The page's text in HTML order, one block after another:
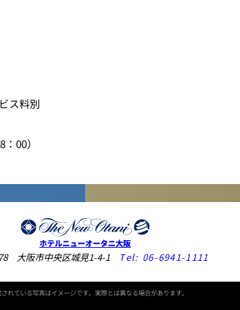
料別
00）
ホテルニューオータニ大阪
大阪市中央区城見1-4-1 Tel: 06-6941-1111
れている写真はイメージです。実際とは異なる場合があります。